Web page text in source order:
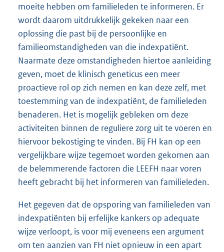
moeite hebben om familieleden te informeren. Er
wordt daarom uitdrukkelijk gekeken naar een
oplossing die past bij de persoonlijke en
familieomstandigheden van die indexpatiënt.
Naarmate deze omstandigheden hiertoe aanleiding
geven, moet de klinisch geneticus een meer
proactieve rol op zich nemen en kan deze zelf, met
toestemming van de indexpatiënt, de familieleden
benaderen. Het is mogelijk gebleken om deze
activiteiten binnen de reguliere zorg uit te voeren en
hiervoor bekostiging te vinden. Bij FH kan op een
vergelijkbare wijze tegemoet worden gekomen aan
de belemmerende factoren die LEEFH naar voren
heeft gebracht bij het informeren van familieleden.
Het gegeven dat de opsporing van familieleden van
indexpatiënten bij erfelijke kankers op adequate
wijze verloopt, is voor mij eveneens een argument
om ten aanzien van FH niet opnieuw in een apart